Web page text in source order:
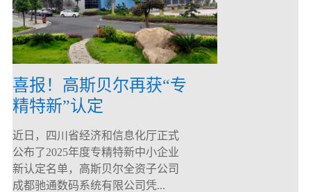
喜报！高斯贝尔再获“专
精特新”认定
近日，四川省经济和信息化厅正式
公布了2025年度专精特新中小企业
新认定名单，高斯贝尔全资子公司
成都驰通数码系统有限公司凭...